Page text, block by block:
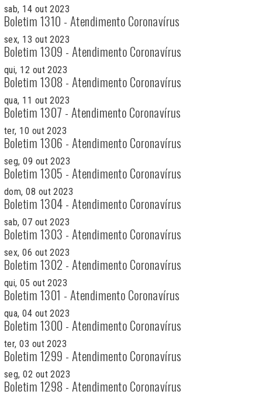
sab, 14 out 2023
Boletim 1310 - Atendimento Coronavírus
sex, 13 out 2023
Boletim 1309 - Atendimento Coronavírus
qui, 12 out 2023
Boletim 1308 - Atendimento Coronavírus
qua, 11 out 2023
Boletim 1307 - Atendimento Coronavírus
ter, 10 out 2023
Boletim 1306 - Atendimento Coronavírus
seg, 09 out 2023
Boletim 1305 - Atendimento Coronavírus
dom, 08 out 2023
Boletim 1304 - Atendimento Coronavírus
sab, 07 out 2023
Boletim 1303 - Atendimento Coronavírus
sex, 06 out 2023
Boletim 1302 - Atendimento Coronavírus
qui, 05 out 2023
Boletim 1301 - Atendimento Coronavírus
qua, 04 out 2023
Boletim 1300 - Atendimento Coronavírus
ter, 03 out 2023
Boletim 1299 - Atendimento Coronavírus
seg, 02 out 2023
Boletim 1298 - Atendimento Coronavírus